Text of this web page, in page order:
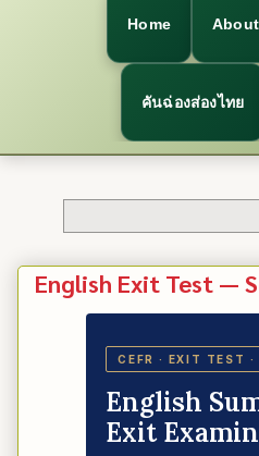
Home
คันฉ่องส่องไทย
English Exit Test —
CEFR · EXIT TEST ·
English
Exit